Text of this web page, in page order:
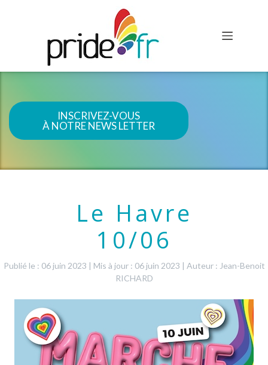
INSCRIVEZ-VOUS
À NOTRE NEWS LETTER
Le Havre
10/06
Publié le : 06 juin 2023 | Mis à jour : 06 juin 2023 | Auteur : Jean-Benoit
RICHARD